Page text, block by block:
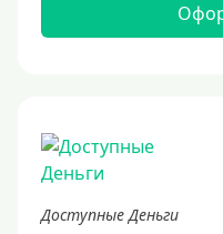
Доступные Деньги